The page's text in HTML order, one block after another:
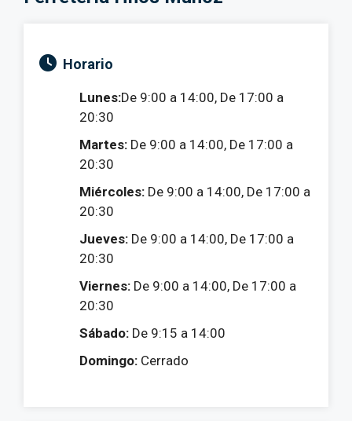
Horario
Lunes:De 9:00 a 14:00, De 17:00 a
20:30
Martes: De 9:00 a 14:00, De 17:00 a
20:30
Miércoles: De 9:00 a 14:00, De 17:00 a
20:30
Jueves: De 9:00 a 14:00, De 17:00 a
20:30
Viernes: De 9:00 a 14:00, De 17:00 a
20:30
Sábado: De 9:15 a 14:00
Domingo: Cerrado